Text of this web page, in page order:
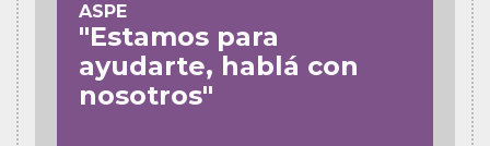
ASPE
"Estamos para
ayudarte, hablá con
nosotros"